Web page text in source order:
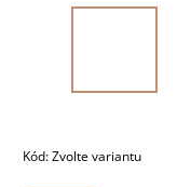
Kód:Zvolte variantu